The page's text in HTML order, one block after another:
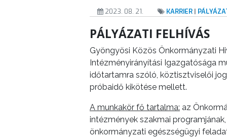
VÁROSUNKRÓL
INFORMÁCIÓK
2023. 08. 21. KARRIER |
PÁLYÁZATI FELHÍVÁS
Gyöngyösi Közös Önkormányzati
Intézményirányítási Igazgatósága
időtartamra szóló, köztisztviselői
próbaidő kikötése mellett.
A munkakör fő tartalma: az
intézmények szakmai
önkormányzati egészségügyi